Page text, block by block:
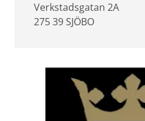
Verkstadsgatan 2A
275 39 SJÖBO